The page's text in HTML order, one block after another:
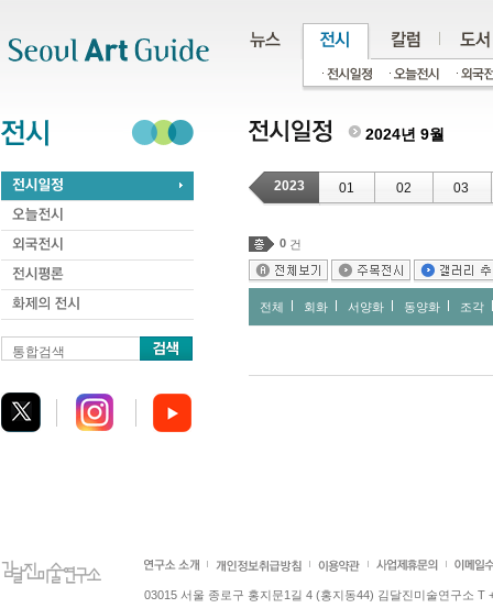
통합검색
2024년 9월
2023 01 02 03
0 건
전체 회화 서양화 동양화 조각
03015 서울 종로구 홍지문1길 4 (홍지동44) 김달진미술연구소 T